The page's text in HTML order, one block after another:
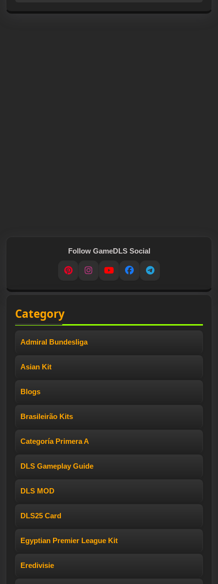
Follow GameDLS Social
PinterestInstagram
YouTubeFacebookTelegram
Category
Admiral Bundesliga
Asian Kit
Blogs
Brasileirão Kits
Categoría Primera A
DLS Gameplay Guide
DLS MOD
DLS25 Card
Egyptian Premier League Kit
Eredivisie